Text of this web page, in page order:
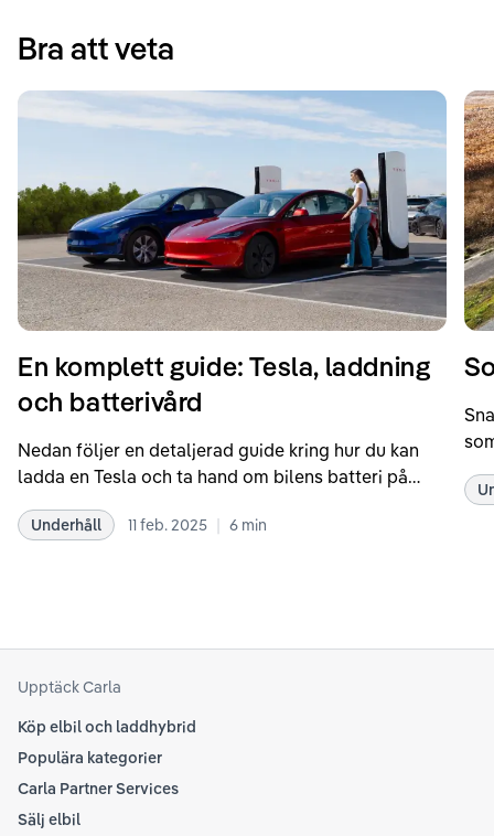
Bra att veta
En komplett guide: Tesla, laddning
och batterivård
Nedan följer en detaljerad guide kring hur du kan
ladda en Tesla och ta hand om bilens batteri på
rekommendationer samt våra egna erfarenheter
Underhåll 11 feb. 2025 | 6 min
att
Upptäck Carla
Köp elbil och laddhybrid
Populära kategorier
Carla Partner Services
Sälj elbil